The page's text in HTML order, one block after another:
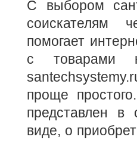
С выбором
соискателям
помогает
с товарами
проще
представлен в
виде, о